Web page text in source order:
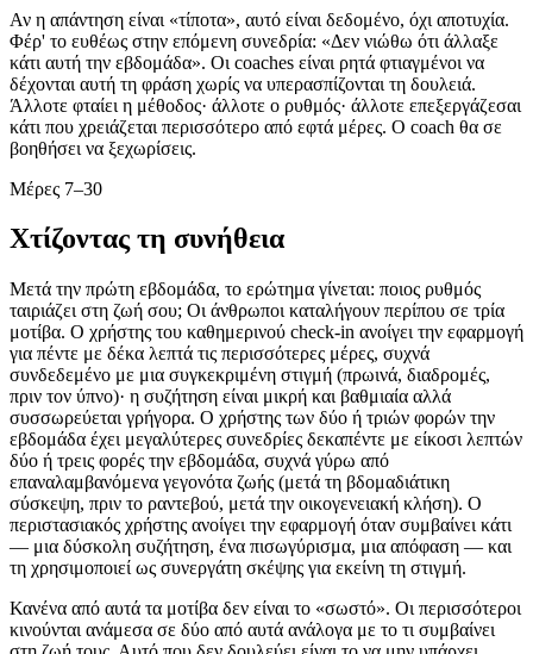
Αν η απάντηση είναι «τίποτα», αυτό είναι δεδομένο, όχι αποτυχία.
Φέρ' το ευθέως στην επόμενη συνεδρία: «Δεν νιώθω ότι άλλαξε
κάτι αυτή την εβδομάδα». Οι coaches είναι ρητά φτιαγμένοι να
δέχονται αυτή τη φράση χωρίς να υπερασπίζονται τη δουλειά.
Άλλοτε φταίει η μέθοδος· άλλοτε ο ρυθμός· άλλοτε επεξεργάζεσαι
κάτι που χρειάζεται περισσότερο από εφτά μέρες. Ο coach θα σε
βοηθήσει να ξεχωρίσεις.
Μέρες 7–30
Χτίζοντας τη συνήθεια
Μετά την πρώτη εβδομάδα, το ερώτημα γίνεται: ποιος ρυθμός
ταιριάζει στη ζωή σου; Οι άνθρωποι καταλήγουν περίπου σε τρία
μοτίβα. Ο χρήστης του καθημερινού check-in ανοίγει την εφαρμογή
για πέντε με δέκα λεπτά τις περισσότερες μέρες, συχνά
συνδεδεμένο με μια συγκεκριμένη στιγμή (πρωινά, διαδρομές,
πριν τον ύπνο)· η συζήτηση είναι μικρή και βαθμιαία αλλά
συσσωρεύεται γρήγορα. Ο χρήστης των δύο ή τριών φορών την
εβδομάδα έχει μεγαλύτερες συνεδρίες δεκαπέντε με είκοσι λεπτών
δύο ή τρεις φορές την εβδομάδα, συχνά γύρω από
επαναλαμβανόμενα γεγονότα ζωής (μετά τη βδομαδιάτικη
σύσκεψη, πριν το ραντεβού, μετά την οικογενειακή κλήση). Ο
περιστασιακός χρήστης ανοίγει την εφαρμογή όταν συμβαίνει κάτι
— μια δύσκολη συζήτηση, ένα πισωγύρισμα, μια απόφαση — και
τη χρησιμοποιεί ως συνεργάτη σκέψης για εκείνη τη στιγμή.
Κανένα από αυτά τα μοτίβα δεν είναι το «σωστό». Οι περισσότεροι
κινούνται ανάμεσα σε δύο από αυτά ανάλογα με το τι συμβαίνει